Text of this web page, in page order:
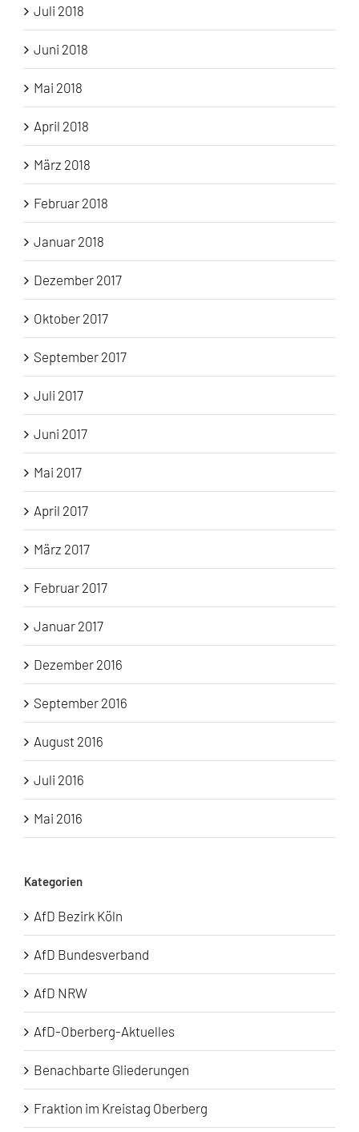
Juli 2018
Juni 2018
Mai 2018
April 2018
März 2018
Februar 2018
Januar 2018
Dezember 2017
Oktober 2017
September 2017
Juli 2017
Juni 2017
Mai 2017
April 2017
März 2017
Februar 2017
Januar 2017
Dezember 2016
September 2016
August 2016
Juli 2016
Mai 2016
Kategorien
AfD Bezirk Köln
AfD Bundesverband
AfD NRW
AfD-Oberberg-Aktuelles
Benachbarte Gliederungen
Fraktion im Kreistag Oberberg